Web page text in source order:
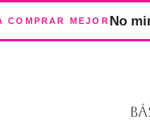
COMPRAR MEJOR No